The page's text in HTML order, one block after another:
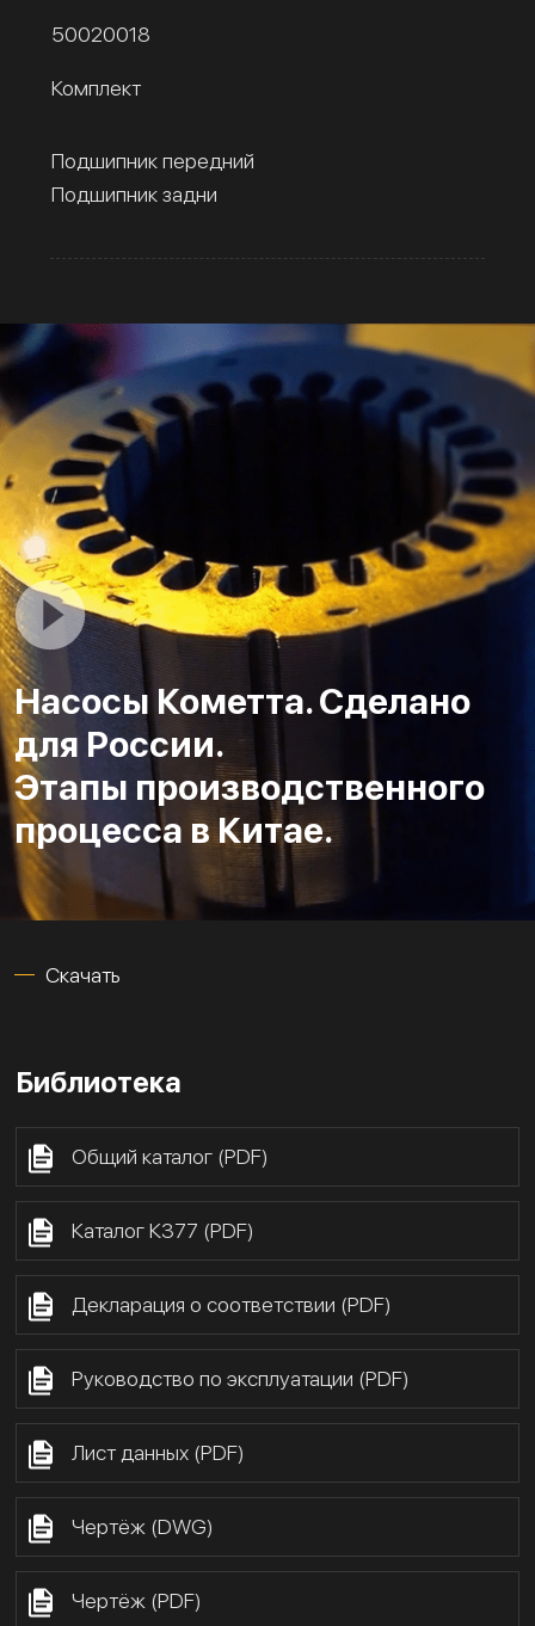
50020018
Комплект
Подшипник передний
Подшипник задни
Насосы Кометта. Сделано
для России.
Этапы производственного
процесса в Китае.
Скачать
Библиотека
Общий каталог (PDF)
Каталог К377 (PDF)
Декларация о соответствии (PDF)
Руководство по эксплуатации (PDF)
Лист данных (PDF)
Чертёж (DWG)
Чертёж (PDF)